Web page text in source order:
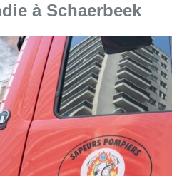
à Schaerbeek